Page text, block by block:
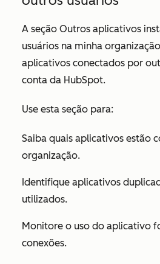
A seção Outros aplicativos
usuários na minha organização
aplicativos conectados por
conta da HubSpot.
Use esta seção para:
Saiba quais aplicativos estão
organização.
Identifique aplicativos
utilizados.
Monitore o uso do aplicativo
conexões.